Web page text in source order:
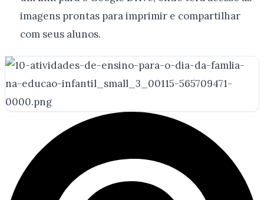
imagens prontas para imprimir e compartilhar
com seus alunos.